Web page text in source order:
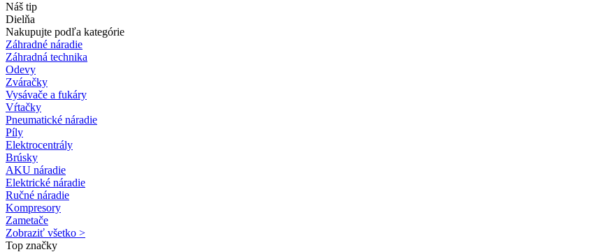
Náš tip
Dielňa
Nakupujte podľa kategórie
Záhradné náradie
Záhradná technika
Odevy
Zváračky
Vysávače a fukáry
Vŕtačky
Pneumatické náradie
Píly
Elektrocentrály
Brúsky
AKU náradie
Elektrické náradie
Ručné náradie
Kompresory
Zametače
Zobraziť všetko >
Top značky